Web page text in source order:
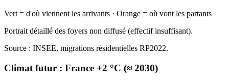
Vert = d'où viennent les arrivants · Orange = où vont les partants
Portrait détaillé des foyers non diffusé (effectif insuffisant).
Source : INSEE, migrations résidentielles RP2022.
Climat futur : France +2 °C (≈ 2030)